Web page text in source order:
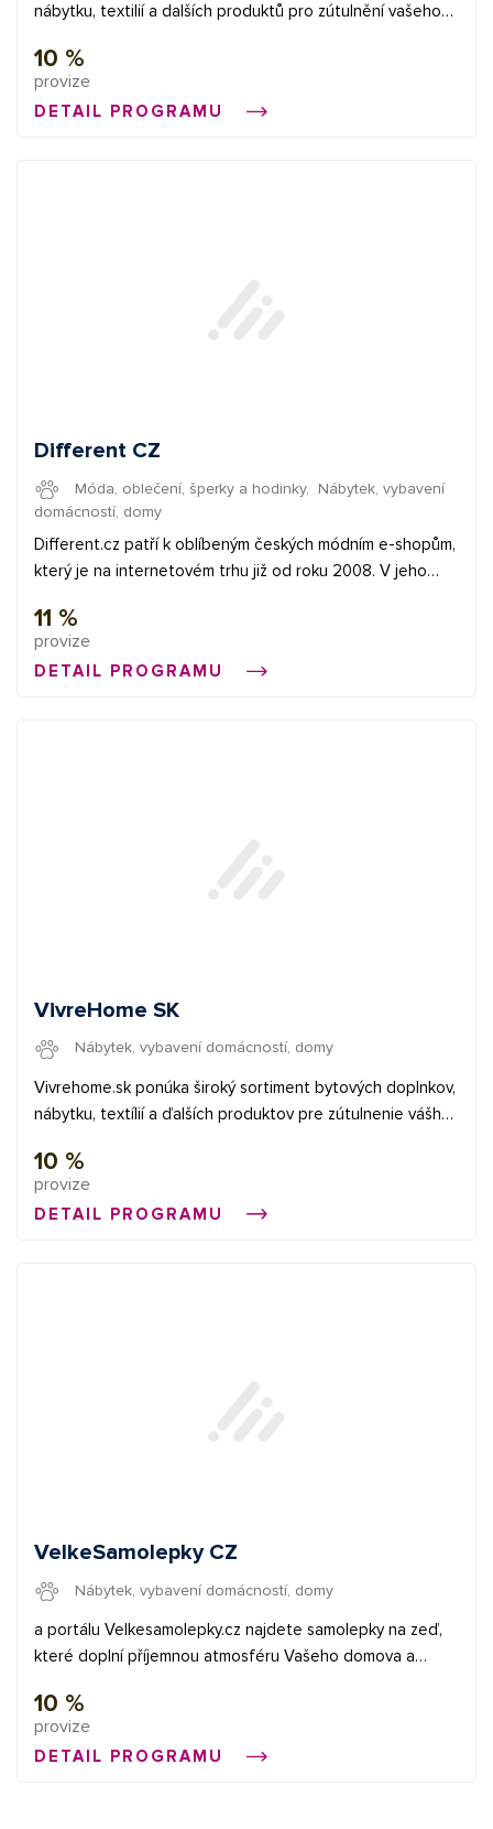
nábytku, textilií a dalších produktů pro zútulnění vašeho
designu v časově omezených kampaních.
10 %
provize
DETAIL PROGRAMU
Different CZ
Móda, oblečení, šperky a hodinky, Nábytek, vybavení
domácností, domy
Different.cz patří k oblíbeným českých módním e-shopům,
který je na internetovém trhu již od roku 2008. V jeho
doplňky populárních světových značek jako jsou např.:
Desigual, Crocs, Disaster, Melissa, EMU a další!
11 %
provize
DETAIL PROGRAMU
VivreHome SK
Nábytek, vybavení domácností, domy
Vivrehome.sk ponúka široký sortiment bytových doplnkov,
nábytku, textílií a ďalších produktov pre zútulnenie vášho
dizajne v časovo obmedzených kampaniach.
10 %
provize
DETAIL PROGRAMU
VelkeSamolepky CZ
Nábytek, vybavení domácností, domy
a portálu Velkesamolepky.cz najdete samolepky na zeď,
které doplní příjemnou atmosféru Vašeho domova a
druhů samolepek ve 300.000 variantách!
10 %
provize
DETAIL PROGRAMU